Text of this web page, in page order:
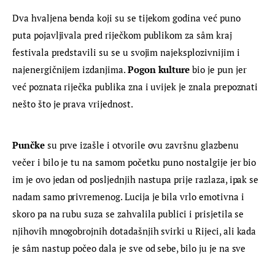
Dva hvaljena benda koji su se tijekom godina već puno
puta pojavljivala pred riječkom publikom za sâm kraj
festivala predstavili su se u svojim najeksplozivnijim i
najenergičnijem izdanjima. Pogon kulture bio je pun jer
već poznata riječka publika zna i uvijek je znala prepoznati
nešto što je prava vrijednost.
Punčke su prve izašle i otvorile ovu završnu glazbenu
večer i bilo je tu na samom početku puno nostalgije jer bio
im je ovo jedan od posljednjih nastupa prije razlaza, ipak se
nadam samo privremenog. Lucija je bila vrlo emotivna i
skoro pa na rubu suza se zahvalila publici i prisjetila se
njihovih mnogobrojnih dotadašnjih svirki u Rijeci, ali kada
je sâm nastup počeo dala je sve od sebe, bilo ju je na sve